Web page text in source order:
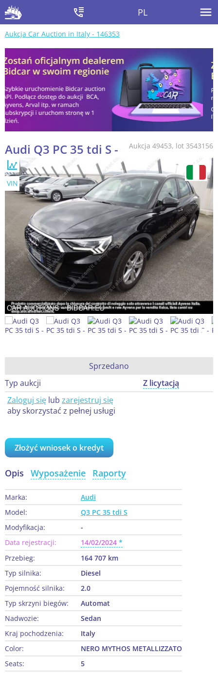
PL
Aukcja Car Auction in Italy - 146353
Aukcja 49453, lot 3543156
Audi Q3 PC 35 tdi S -
VIN
Sprzedano
Typ aukcji
Z licytacją
Zaloguj się lub zarejestruj się
aby skorzystać z pełnej usługi
Złożyć wniosek o kredyt
Opis Wyposażenie Raporty
Marka:
Audi
Model:
Q3 PC 35 tdi S
Modyfikacja:
-
Data rejestracji:
14/02/2024
Przebieg:
164 707 km
Typ silnika:
Diesel
Pojemność silnika:
2.0
Typ skrzyni biegów:
Automat
Nadwozie:
Sedan
Kraj pochodzenia:
Italy
Color:
NERO MYTHOS METALLIZZATO
Seats:
5